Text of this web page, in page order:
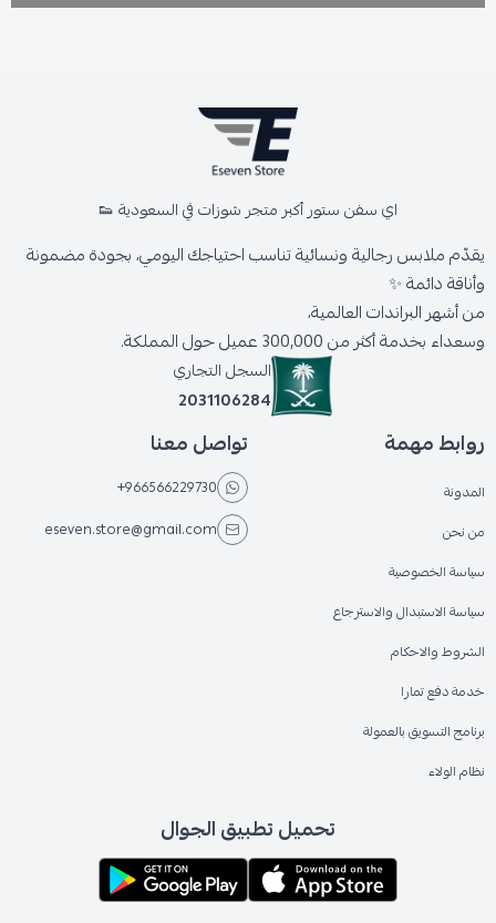
اي سفن ستور أكبر متجر شوزات في السعودية 👟
يقدّم ملابس رجالية ونسائية تناسب احتياجك اليومي، بجودة مضمونة
وأناقة دائمة ✨
من أشهر البراندات العالمية،
وسعداء بخدمة أكثر من 300,000 عميل حول المملكة.
السجل التجاري
2031106284
روابط مهمة
المدونة
من نحن
سياسة الخصوصية
سياسة الاستبدال والاسترجاع
الشروط والاحكام
خدمة دفع تمارا
برنامج التسويق بالعمولة
نظام الولاء
تواصل معنا
+966566229730
eseven.store@gmail.com
تحميل تطبيق الجوال